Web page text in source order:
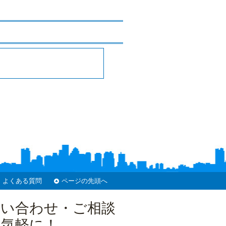
よくある質問 ページの先頭へ
合わせ・ご相談